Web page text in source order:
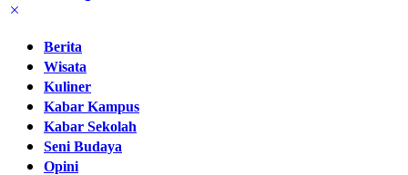
Berita
Wisata
Kuliner
Kabar Kampus
Kabar Sekolah
Seni Budaya
Opini